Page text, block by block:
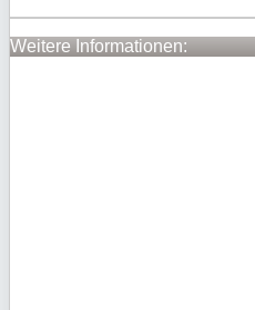
Weitere Informationen: